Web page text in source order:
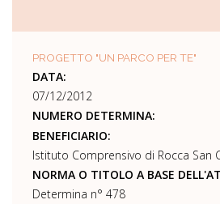
PROGETTO "UN PARCO PER TE"
DATA:
07/12/2012
NUMERO DETERMINA:
BENEFICIARIO:
Istituto Comprensivo di Rocca San
NORMA O TITOLO A BASE
Determina n° 478